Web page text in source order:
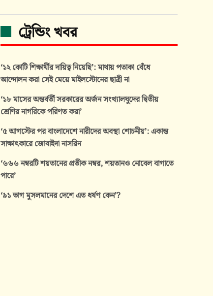
ট্রেন্ডিং খবর
‘১২ কোটি শিক্ষার্থীর দায়িত্ব নিয়েছি’: মাথায় পতাকা বেঁধে
আন্দোলন করা সেই মেয়ে মাইলস্টোনের ছাত্রী না
‘১৮ মাসের অন্তর্বর্তী সরকারের অর্জন সংখ্যালঘুদের দ্বিতীয়
শ্রেণির নাগরিকে পরিণত করা’
‘৫ আগস্টের পর বাংলাদেশে নারীদের অবস্থা শোচনীয়’: একান্ত
সাক্ষাৎকারে জোবাইদা নাসরিন
‘৬৬৬ নম্বরটি শয়তানের প্রতীক নম্বর, শয়তানও নোবেল বাগাতে
পারে’
‘৯১ ভাগ মুসলমানের দেশে এত ধর্ষণ কেন’?